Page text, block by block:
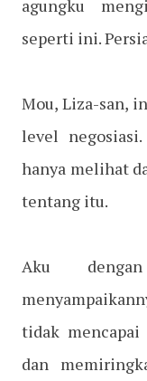
agungku
seperti ini.
Mou, Liza-san,
level
hanya melihat
tentang itu.
Aku
tidak
dan